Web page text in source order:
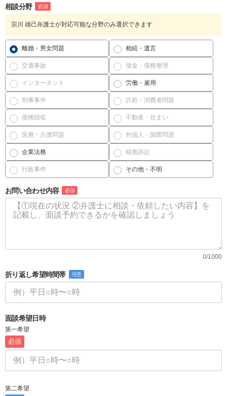
相談分野 必須
宗川 雄己弁護士が対応可能な分野のみ選択できます
離婚・男女問題 相続・遺言
交通事故 借金・債務整理
インターネット 労働・雇用
刑事事件 詐欺・消費者問題
債権回収 不動産・住まい
医療・介護問題 外国人・国際問題
企業法務 税務訴訟
行政事件 その他・不明
お問い合わせ内容 必須
0/1000
折り返し希望時間帯 任意
面談希望日時
第一希望
必須
第二希望